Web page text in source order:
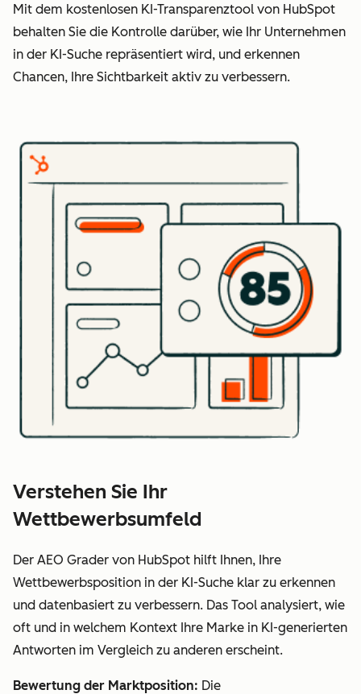
Mit dem kostenlosen KI-Transparenztool von HubSpot
behalten Sie die Kontrolle darüber, wie Ihr Unternehmen
in der KI-Suche repräsentiert wird, und erkennen
Chancen, Ihre Sichtbarkeit aktiv zu verbessern.
Verstehen Sie Ihr
Wettbewerbsumfeld
Der AEO Grader von HubSpot hilft Ihnen, Ihre
Wettbewerbsposition in der KI-Suche klar zu erkennen
und datenbasiert zu verbessern. Das Tool analysiert, wie
oft und in welchem Kontext Ihre Marke in KI-generierten
Antworten im Vergleich zu anderen erscheint.
Bewertung der Marktposition: Die